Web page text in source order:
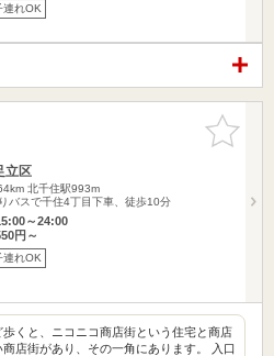
連れOK
お気に入
りに追加
立区
北千住駅993m
バスで千住4丁目下車、徒歩10分
～24:00
円～
連れOK
くと、ニコニコ商店街という住宅と商店
店街があり、その一角にあります。 入口